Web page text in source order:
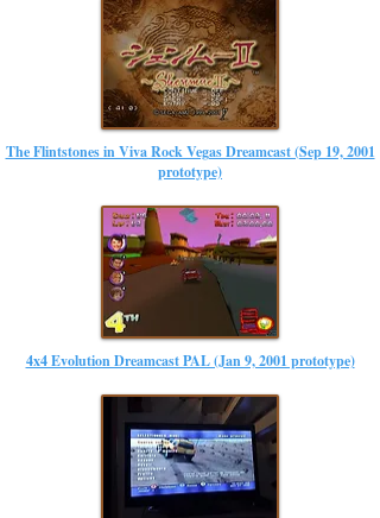
The Flintstones in Viva Rock Vegas Dreamcast (Sep 19, 2001
prototype)
4x4 Evolution Dreamcast PAL (Jan 9, 2001 prototype)